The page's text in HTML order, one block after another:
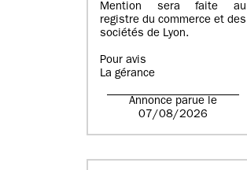
Mention sera faite au
registre du commerce et des
sociétés de Lyon.
Pour avis
La gérance
Annonce parue le
07/08/2026